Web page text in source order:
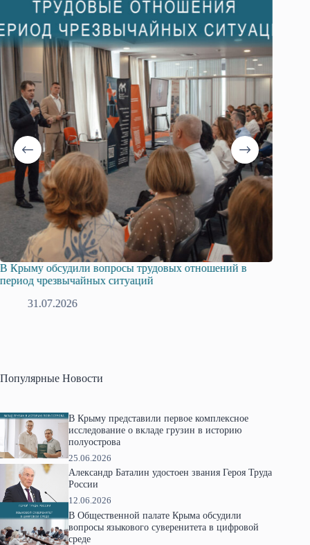
обсудили вопросы трудовых отношений в
чрезвычайных ситуаций
31.07.2026
Популярные Новости
В Крыму представили первое комплексное
исследование о вкладе грузин в историю
полуострова
25.06.2026
Александр Баталин удостоен звания Героя Труда
России
12.06.2026
В Общественной палате Крыма обсудили
вопросы языкового суверенитета в цифровой
среде